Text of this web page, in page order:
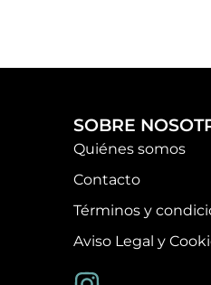
SOBRE
Quiénes somos
Contacto
Términos y
Aviso Legal y